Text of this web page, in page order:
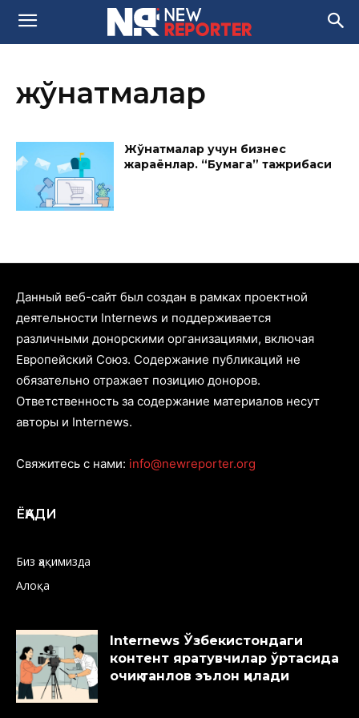
жўнатмалар
Жўнатмалар учун бизнес
жараёнлар. “Бумага” тажрибаси
Данный веб-сайт был создан в рамках проектной
деятельности Internews и поддерживается
различными донорскими организациями, включая
Европейский Союз. Содержание публикаций не
обязательно отражает позицию доноров.
Ответственность за содержание материалов несут
авторы и Internews.
Свяжитесь с нами: info@newreporter.org
ЁҚАДИ
Биз ҳақимизда
Алоқа
Internews Ўзбекистондаги
контент яратувчилар ўртасида
очиқ танлов эълон қилади